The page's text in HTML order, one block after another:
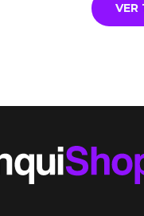
VER